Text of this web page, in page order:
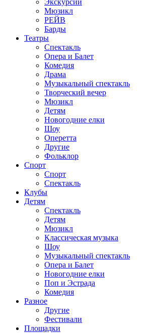
Экскурсии
Мюзикл
РЕЙВ
Барды
Театры
Спектакль
Опера и Балет
Комедия
Драма
Музыкальный спектакль
Творческий вечер
Мюзикл
Детям
Новогодние елки
Шоу
Оперетта
Другие
Фольклор
Спорт
Спорт
Спектакль
Клубы
Детям
Спектакль
Детям
Мюзикл
Классическая музыка
Шоу
Музыкальный спектакль
Опера и Балет
Новогодние елки
Поп и Эстрада
Комедия
Разное
Другие
Фестивали
Площадки